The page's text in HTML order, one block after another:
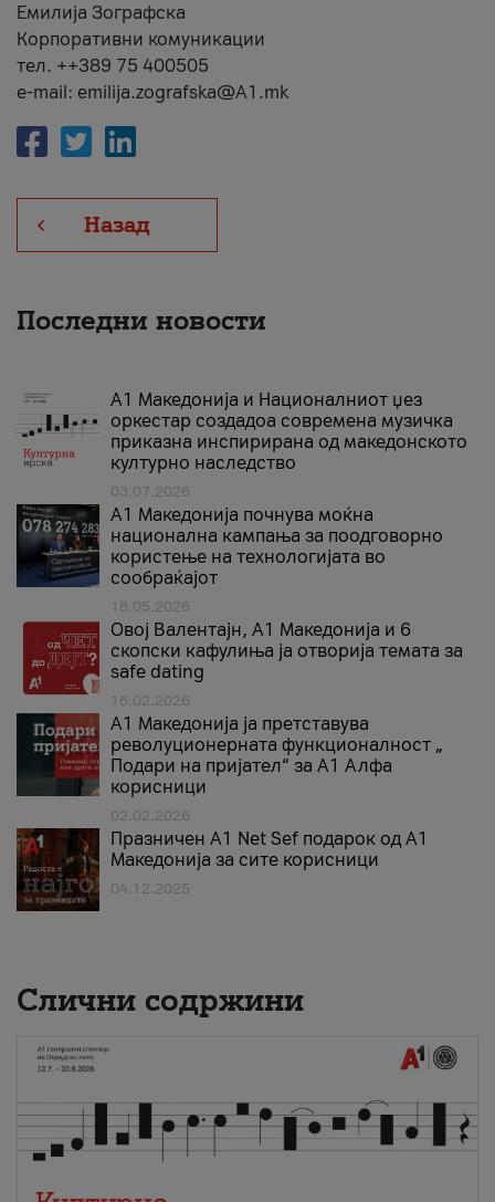
Емилија Зографска
Корпоративни комуникации
тел. ++389 75 400505
e-mail: emilija.zografska@A1.mk
Назад
Последни новости
А1 Македонија и Националниот џез
оркестар создадоа современа музичка
приказна инспирирана од македонското
културно наследство
03.07.2026
A1 Македонија почнува моќна
национална кампања за поодговорно
користење на технологијата во
сообраќајот
18.05.2026
Овој Валентајн, A1 Македонија и 6
скопски кафулиња ја отворија темата за
safe dating
16.02.2026
А1 Македонија ја претставува
револуционерната функционалност „
Подари на пријател“ за А1 Алфа
корисници
02.02.2026
Празничен A1 Net Sеf подарок од А1
Македонија за сите корисници
04.12.2025
Слични содржини